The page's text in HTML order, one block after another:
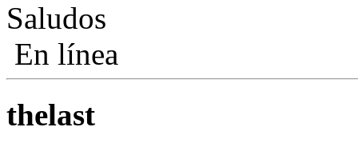
Saludos
En línea
thelast